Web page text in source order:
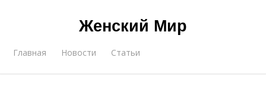
Женский Мир
Главная Новости Статьи